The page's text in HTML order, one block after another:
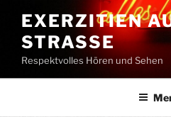
Inhalt
springen
EXERZITIEN
STRASSE
Respektvolles Hören und Sehen